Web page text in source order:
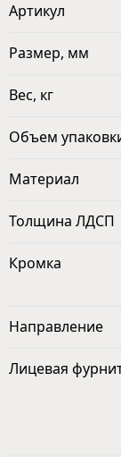
Артикул
Размер, мм
Вес, кг
Объем
Материал
Толщина ЛДСП
Кромка
Направление
Лицевая